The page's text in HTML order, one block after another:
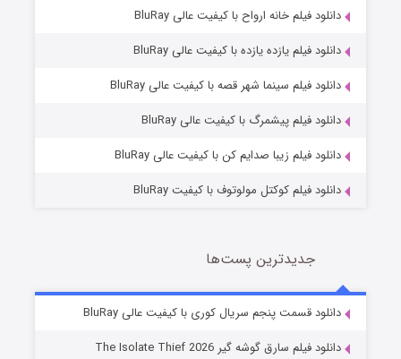
خاندان اژدها فصل ۳
قسمت
6 (زیرنویس)
دانلود فیلم خانه ارواح با کیفیت عالی BluRay
دانلود فیلم یازده یازده با کیفیت عالی BluRay
دانلود فیلم سینما شهر قصه با کیفیت عالی BluRay
دانلود فیلم پیشمرگ با کیفیت عالی BluRay
دانلود فیلم زیبا صدایم کن با کیفیت عالی BluRay
دانلود فیلم کوکتل مولوتوف با کیفیت BluRay
جدیدترین پست‌ها
دانلود قسمت پنجم سریال کوری با کیفیت عالی BluRay
دانلود فیلم سارق گوشه گیر The Isolate Thief 2026